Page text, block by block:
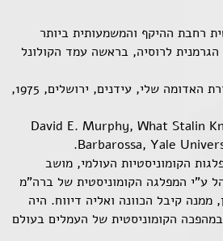
רחבת ההיקף והמשמעותית ביותר
לרוסיה, בראשה עמד הקולונל
[2] לאופולד טרפר, התזמורת האדומה שלי, עידנים, ירושלים, 1975,
[3] David E. Murphy, What Stalin
Barbarossa, Yale
הקומוניסטיות העולמי, מושב
ע"י המפלגה הקומוניסטית של ברה"מ
קיבל הכוונה ואליה דיווח. היה
הקומוניסטית של העמלים בעולם